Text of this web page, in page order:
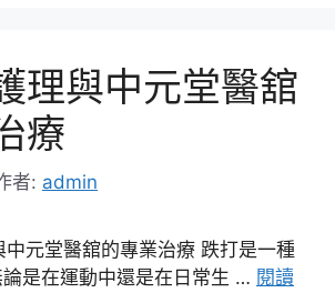
理與中元堂醫舘
療
者: admin
元堂醫舘的專業治療 跌打是一種
是在運動中還是在日常生 … 閱讀